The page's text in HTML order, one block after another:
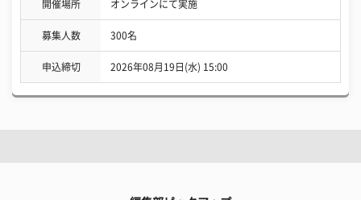
開催場所 オンラインにて実施
募集人数 300名
申込締切 2026年08月19日(水) 15:00